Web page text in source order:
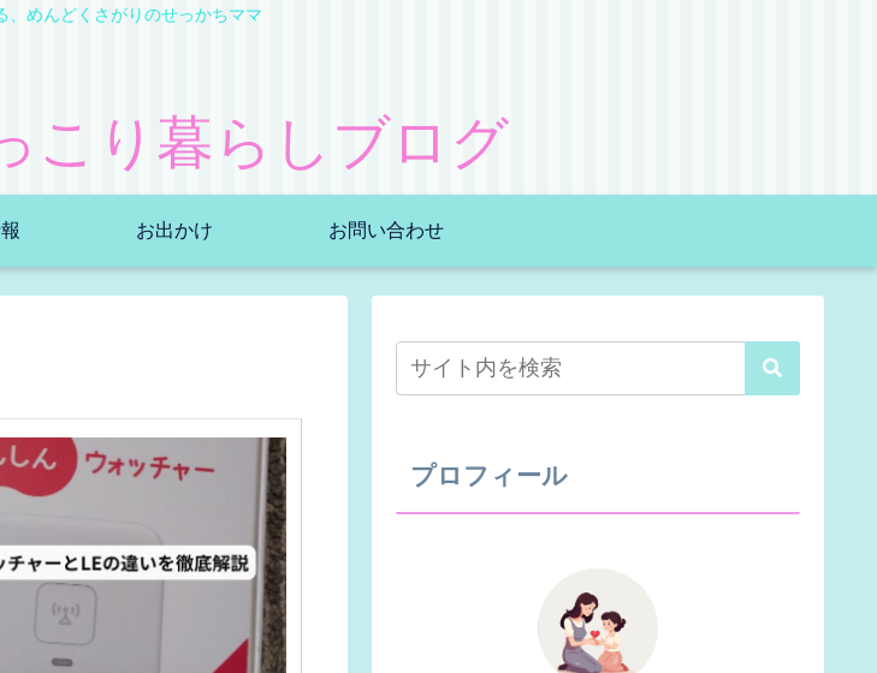
、めんどくさがりのせっかちママ
こり暮らしブログ
お出かけ お問い合わせ
プロフィール